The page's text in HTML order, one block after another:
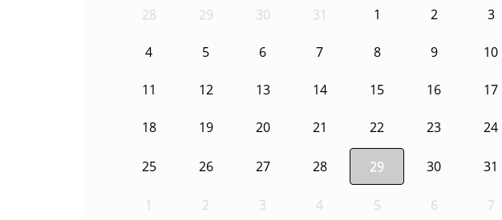
28 29 30 31 1 2 3
4 5 6 7 8 9 10
11 12 13 14 15 16 17
18 19 20 21 22 23 24
25 26 27 28 29 30 31
1 2 3 4 5 6 7